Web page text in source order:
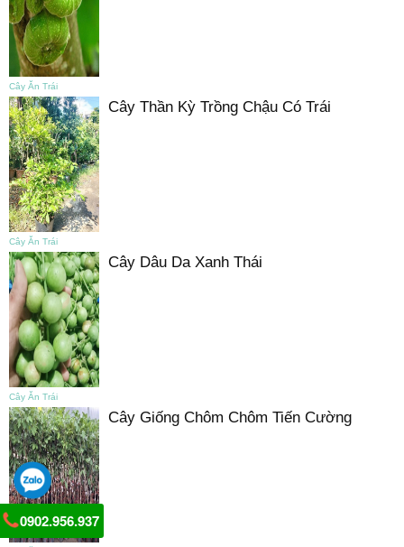
Cây Ăn Trái
Cây Ăn Trái
Cây Thần Kỳ Trồng Chậu Có Trái
Cây Ăn Trái
Cây Dâu Da Xanh Thái
Cây Giống Chôm Chôm Tiến Cường
0902.956.937